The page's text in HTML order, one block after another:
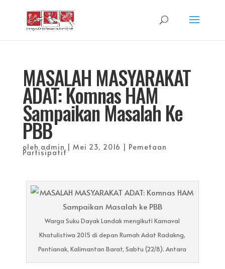
MASALAH MASYARAKAT
ADAT: Komnas HAM
Sampaikan Masalah Ke
PBB
oleh admin | Mei 23, 2016 | Pemetaan
Partisipatif
Warga Suku Dayak Landak mengikuti Karnaval
Khatulistiwa 2015 di depan Rumah Adat Radakng,
Pontianak, Kalimantan Barat, Sabtu (22/8). Antara